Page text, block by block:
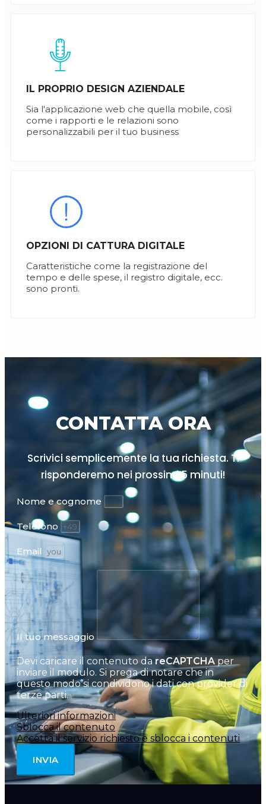
IL PROPRIO DESIGN AZIENDALE
Sia l'applicazione web che quella mobile, così
come i rapporti e le relazioni sono
personalizzabili per il tuo business
OPZIONI DI CATTURA DIGITALE
Caratteristiche come la registrazione del
tempo e delle spese, il registro digitale, ecc.
sono pronti.
CONTATTA ORA
Scrivici semplicemente la tua richiesta. Ti
risponderemo nei prossimi5 minuti!
Nome e cognome
Telefono
Email
Il tuo messaggio
Devi caricare il contenuto dareCAPTCHA per
inviare il modulo. Si prega di notare che in
questo modo si condividono i dati con provider di
terze parti.
Ulteriori informazioni
Sblocca il contenuto
Accetta il servizio richiesto e sblocca i contenuti
INVIA